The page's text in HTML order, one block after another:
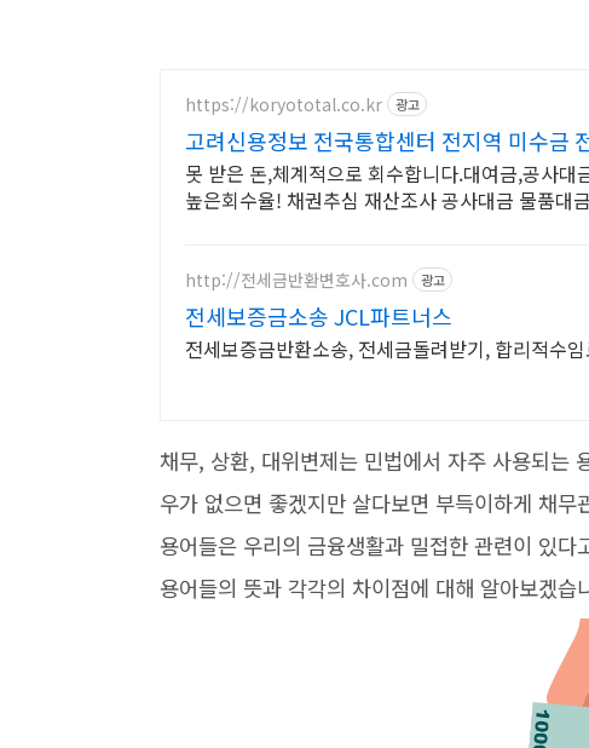
https://koryototal.co.kr 광고
고려신용정보 전국통합센터 전지역 미수금
못 받은 돈,체계적으로 회수합니다.대여금,공사대
높은회수율! 채권추심 재산조사 공사대금 물품대
http://전세금반환변호사.com 광고
전세보증금소송 JCL파트너스
전세보증금반환소송, 전세금돌려받기, 합리적수
채무, 상환, 대위변제는 민법에서 자주 사용되는
우가 없으면 좋겠지만 살다보면 부득이하게 채
용어들은 우리의 금융생활과 밀접한 관련이 있
용어들의 뜻과 각각의 차이점에 대해 알아보겠습